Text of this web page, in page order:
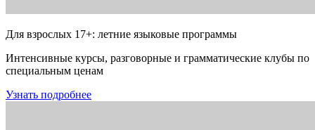
Для взрослых 17+: летние языковые программы
Интенсивные курсы, разговорные и грамматические клубы по
специальным ценам
Узнать подробнее